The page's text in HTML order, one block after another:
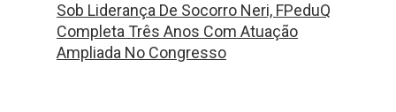
Sob Liderança De Socorro Neri, FPeduQ
Completa Três Anos Com Atuação
Ampliada No Congresso